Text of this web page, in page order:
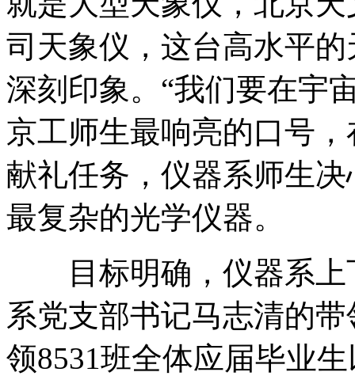
司天象仪，这台高水平
深刻印象。“我们要在宇
京工师生最响亮的口号
献礼任务，仪器系师生
最复杂的光学仪器。
目标明确，仪器系上
系党支部书记马志清的
领8531班全体应届毕业